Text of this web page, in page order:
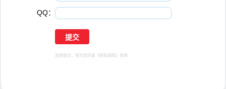
QQ：
选择提交，视为您同意 《隐私保障》 条例